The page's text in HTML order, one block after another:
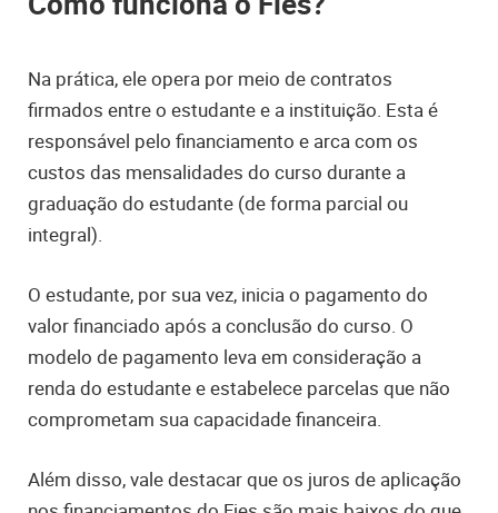
Na prática, ele opera por meio de contratos
firmados entre o estudante e a instituição. Esta é
responsável pelo financiamento e arca com os
custos das mensalidades do curso durante a
graduação do estudante (de forma parcial ou
integral).
O estudante, por sua vez, inicia o pagamento do
valor financiado após a conclusão do curso. O
modelo de pagamento leva em consideração a
renda do estudante e estabelece parcelas que não
comprometam sua capacidade financeira.
Além disso, vale destacar que os juros de aplicação